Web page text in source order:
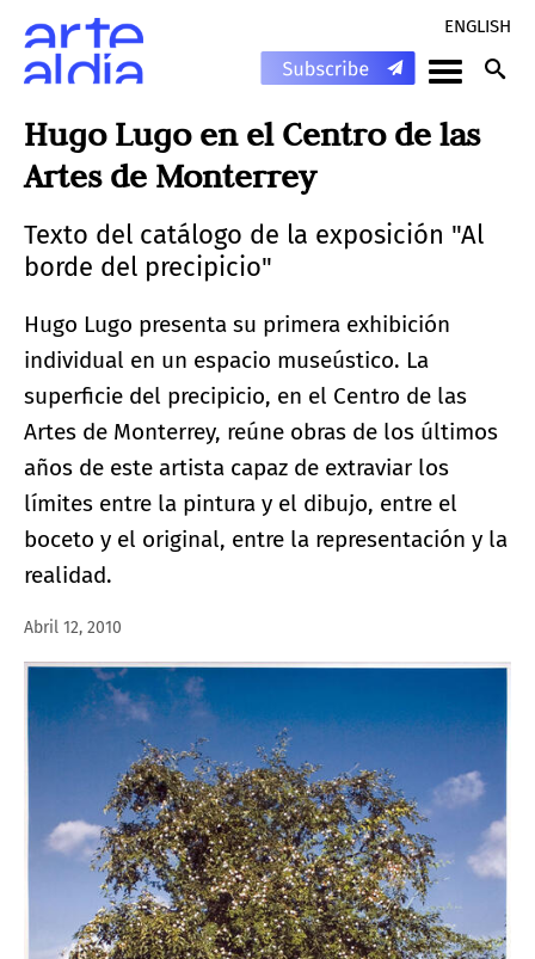
ENGLISH
Hugo Lugo en el Centro de las
Artes de Monterrey
Texto del catálogo de la exposición "Al
borde del precipicio"
Hugo Lugo presenta su primera exhibición
individual en un espacio museústico. La
superficie del precipicio, en el Centro de las
Artes de Monterrey, reúne obras de los últimos
años de este artista capaz de extraviar los
límites entre la pintura y el dibujo, entre el
boceto y el original, entre la representación y la
realidad.
Abril 12, 2010